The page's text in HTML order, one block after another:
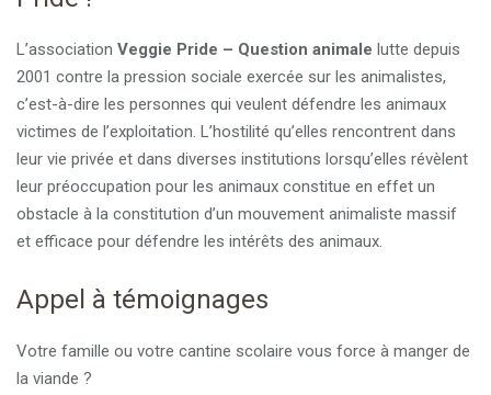
L’association Veggie Pride – Question animale lutte depuis
2001 contre la pression sociale exercée sur les animalistes,
c’est-à-dire les personnes qui veulent défendre les animaux
victimes de l’exploitation. L’hostilité qu’elles rencontrent dans
leur vie privée et dans diverses institutions lorsqu’elles révèlent
leur préoccupation pour les animaux constitue en effet un
obstacle à la constitution d’un mouvement animaliste massif
et efficace pour défendre les intérêts des animaux.
Appel à témoignages
Votre famille ou votre cantine scolaire vous force à manger de
la viande ?